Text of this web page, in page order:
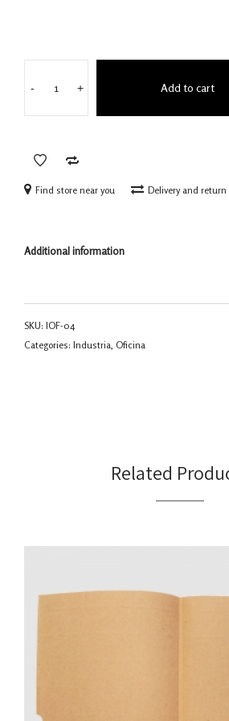
- + Add to cart
Find store near you Delivery and return
Additional information
SKU: IOF-04
Categories: Industria Oficina
Related